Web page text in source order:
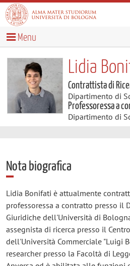
Menu
Lidia
Contrattista di
Dipartimento di
Professoressa a
Dipartimento di
Nota biografica
Lidia Bonifati è attualmente
professoressa a contratto presso il
Giuridiche dell'Università di
assegnista di ricerca presso il
dell'Università Commerciale "Luigi
researcher presso la Facoltà di